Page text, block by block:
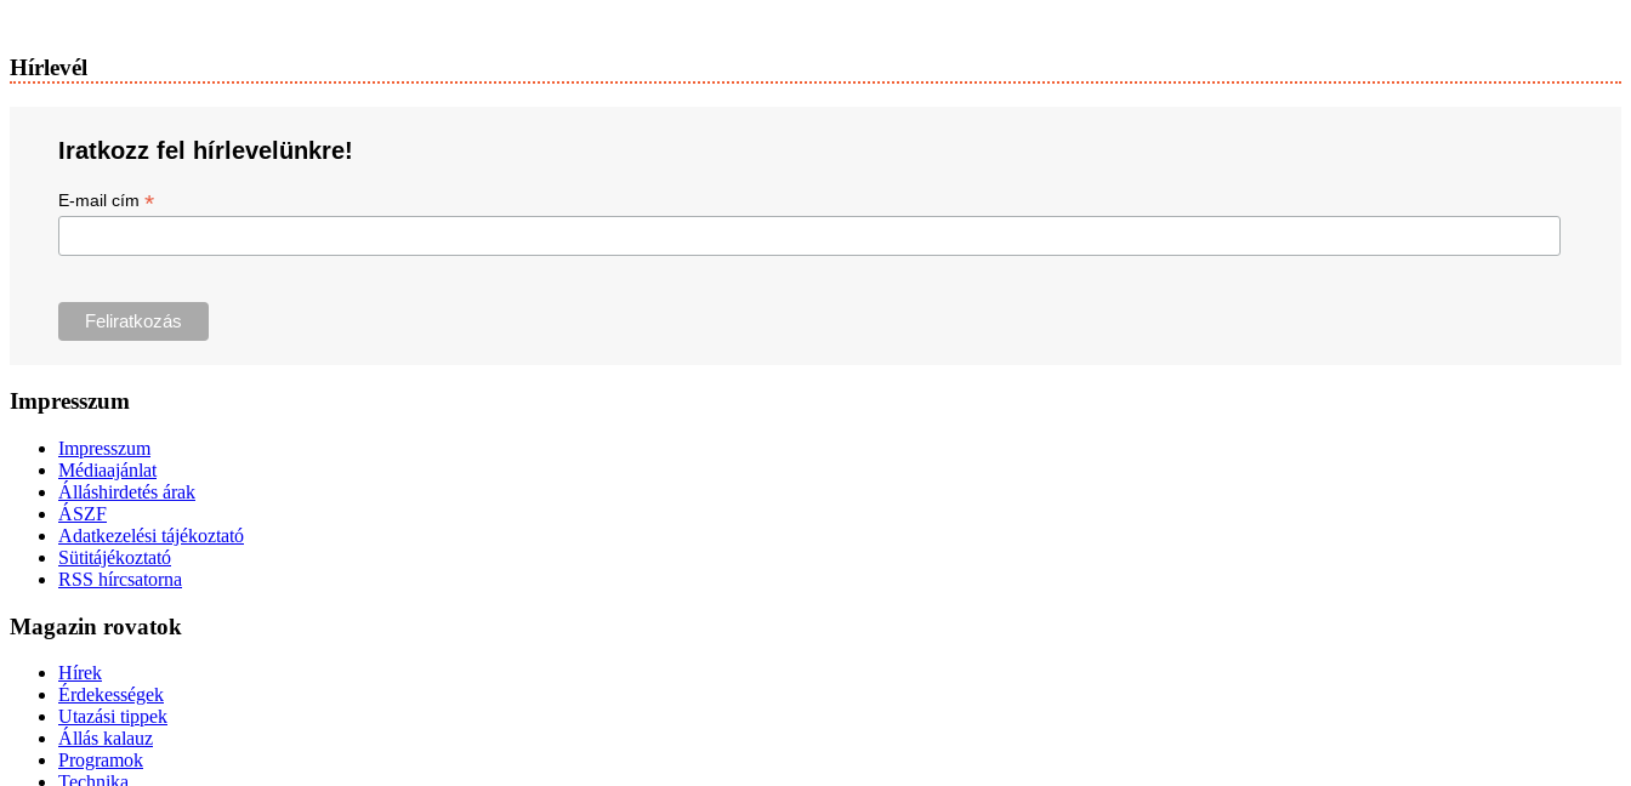
Hírlevél
Iratkozz fel hírlevelünkre!
E-mail cím *
Impresszum
Impresszum
Médiaajánlat
Álláshirdetés árak
ÁSZF
Adatkezelési tájékoztató
Sütitájékoztató
RSS hírcsatorna
Magazin rovatok
Hírek
Érdekességek
Utazási tippek
Állás kalauz
Programok